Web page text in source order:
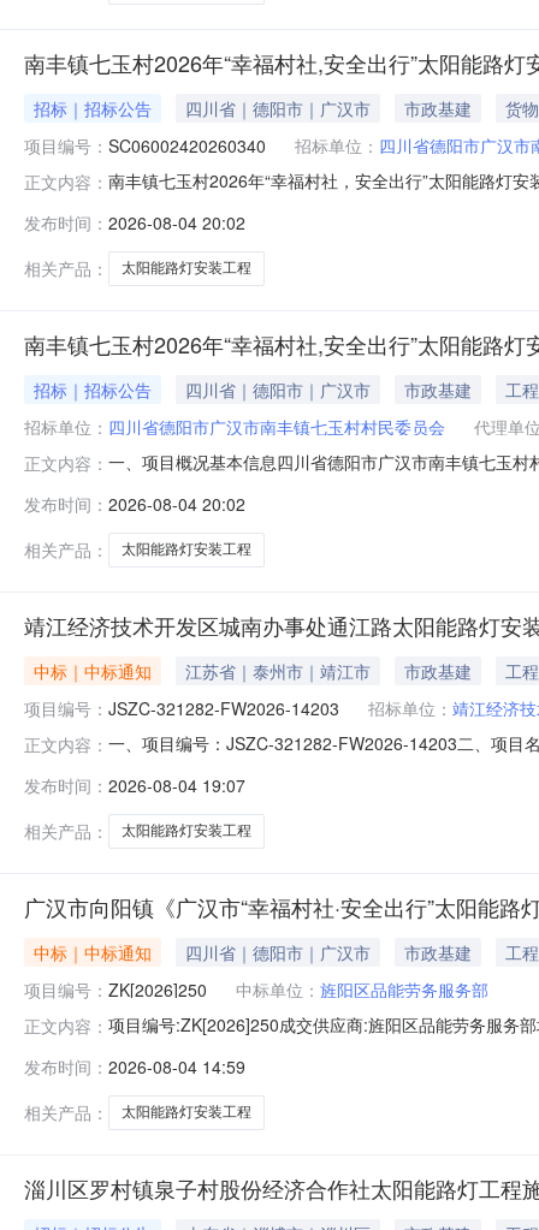
南丰镇七玉村2026年“幸福村社,安全出行”太阳能路灯
招标｜招标公告 四川省｜德阳市｜广汉市 市政基建
货物
项目编号： SC06002420260340 招标单位： 四川省德阳市广汉市
正文内容： 南丰镇七玉村2026年“幸福村社，安全出行”太阳能路灯
号：SC06002420260340。2.项目名称：南丰镇七玉村
构：成
发布时间： 2026-08-04 20:02
相关产品：
太阳能路灯安装工程
南丰镇七玉村2026年“幸福村社,安全出行”太阳能路灯
招标｜招标公告 四川省｜德阳市｜广汉市 市政基建
工程
招标单位： 四川省德阳市广汉市南丰镇七玉村村民委员会
代理单
正文内容： 一、项目概况基本信息四川省德阳市广汉市南丰镇七玉
依法缴纳税收和社会保障资金的良好记录；5.参加本次
（1）供应商须具备行政
发布时间： 2026-08-04 20:02
相关产品：
太阳能路灯安装工程
靖江经济技术开发区城南办事处通江路太阳能路灯安
中标｜中标通知 江苏省｜泰州市｜靖江市 市政基建
工程
项目编号： JSZC-321282-FW2026-14203 招标单位： 靖江经济
正文内容： 一、项目编号：JSZC-321282-FW2026-14203二、项目
安装项目预算：￥17968.97项目地点：东进路88号评审
发布时间： 2026-08-04 19:07
相关产品：
太阳能路灯安装工程
广汉市向阳镇《广汉市“幸福村社·安全出行”太阳能
中标｜中标通知 四川省｜德阳市｜广汉市 市政基建
工程
项目编号： ZK[2026]250 中标单位： 旌阳区品能劳务服务部
正文内容： 项目编号:ZK[2026]250成交供应商:旌阳区品能劳务服务
发布时间： 2026-08-04 14:59
相关产品：
太阳能路灯安装工程
淄川区罗村镇泉子村股份经济合作社太阳能路灯工程